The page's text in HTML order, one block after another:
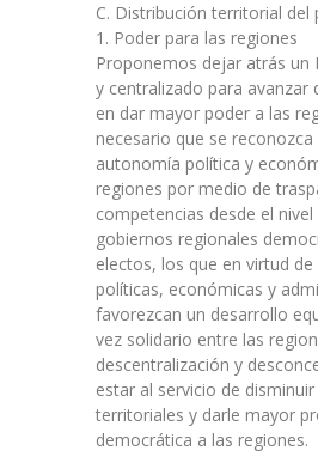
C. Distribución territorial del
1. Poder para las regiones
Proponemos dejar atrás un
y centralizado para avanzar
en dar mayor poder a las
necesario que se
autonomía política y
regiones por medio de
competencias desde el
gobiernos regionales
electos, los que en virtud
políticas, económicas y
favorezcan un desarrollo
vez solidario entre las
descentralización y
estar al servicio de
territoriales y darle mayor
democrática a las regiones.